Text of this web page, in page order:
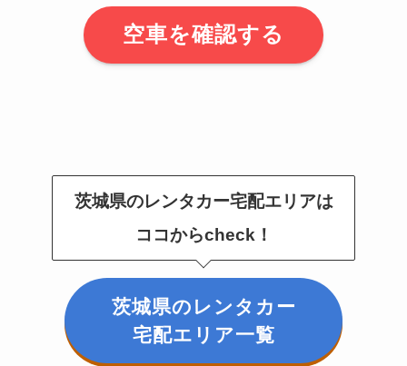
空車を確認する
茨城県のレンタカー宅配エリアは
ココからcheck！
茨城県のレンタカー
宅配エリア一覧